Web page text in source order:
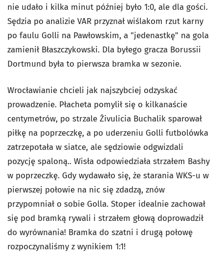
nie udało i kilka minut później było 1:0, ale dla gości.
Sędzia po analizie VAR przyznał wiślakom rzut karny
po faulu Golli na Pawłowskim, a "jedenastkę" na gola
zamienił Błaszczykowski. Dla byłego gracza Borussii
Dortmund była to pierwsza bramka w sezonie.
Wrocławianie chcieli jak najszybciej odzyskać
prowadzenie. Płacheta pomylił się o kilkanaście
centymetrów, po strzale Żivulicia Buchalik sparował
piłkę na poprzeczkę, a po uderzeniu Golli futbolówka
zatrzepotała w siatce, ale sędziowie odgwizdali
pozycję spaloną.. Wisła odpowiedziała strzałem Bashy
w poprzeczkę. Gdy wydawało się, że starania WKS-u w
pierwszej połowie na nic się zdadzą, znów
przypomniał o sobie Golla. Stoper idealnie zachował
się pod bramką rywali i strzałem głową doprowadził
do wyrównania! Bramka do szatni i drugą połowę
rozpoczynaliśmy z wynikiem 1:1!